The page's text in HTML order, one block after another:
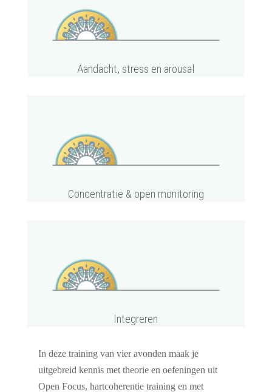
Aandacht, stress en arousal
Concentratie & open monitoring
Integreren
In deze training van vier avonden maak je
uitgebreid kennis met theorie en oefeningen uit
Open Focus, hartcoherentie training en met